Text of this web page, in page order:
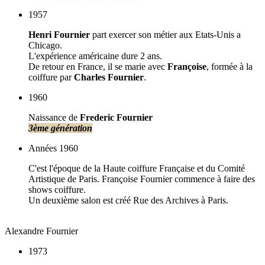
1957
Henri Fournier part exercer son métier aux Etats-Unis a
Chicago.
L'expérience américaine dure 2 ans.
De retour en France, il se marie avec Françoise, formée à la
coiffure parCharles Fournier.
1960
Naissance de Frederic Fournier
3ème génération
Années 1960
C'est l'époque de la Haute coiffure Française et du Comité
Artistique de Paris. Françoise Fournier commence à faire des
shows coiffure.
Un deuxième salon est créé Rue des Archives à Paris.
Alexandre Fournier
1973